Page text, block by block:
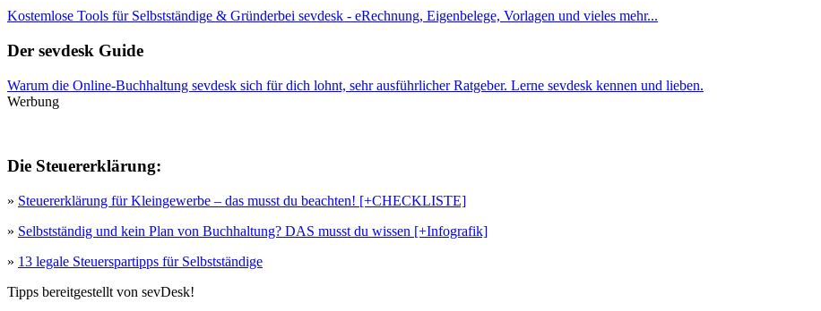
Kostemlose Tools für Selbstständige & Gründerbei sevdesk - eRechnung, Eigenbelege, Vorlagen und vieles mehr...
Der sevdesk Guide
Warum die Online-Buchhaltung sevdesk sich für dich lohnt, sehr ausführlicher Ratgeber. Lerne sevdesk kennen und lieben.
Werbung
Die Steuererklärung:
» Steuererklärung für Kleingewerbe – das musst du beachten! [+CHECKLISTE]
» Selbstständig und kein Plan von Buchhaltung? DAS musst du wissen [+Infografik]
» 13 legale Steuerspartipps für Selbstständige
Tipps bereitgestellt von sevDesk!